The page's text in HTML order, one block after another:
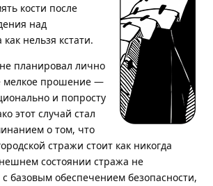
кости после
над
нельзя кстати.
планировал лично
мелкое прошение —
и попросту
этот случай стал
о том, что
стражи стоит как никогда
состоянии стража не
базовым обеспечением безопасности,